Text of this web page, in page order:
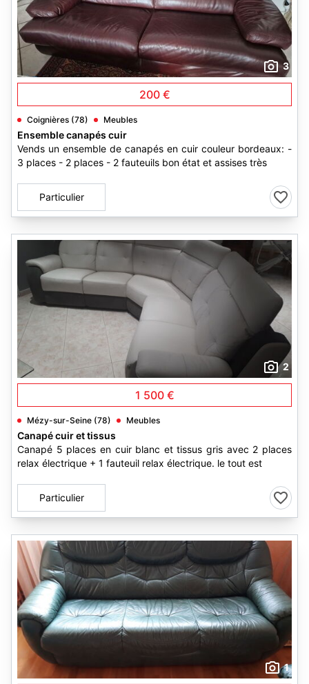
3
200 €
Coignières (78) Meubles
Ensemble canapés cuir
Vends un ensemble de canapés en cuir couleur bordeaux: -
3 places - 2 places - 2 fauteuils bon état et assises très
Particulier
2
1 500 €
Mézy-sur-Seine (78) Meubles
Canapé cuir et tissus
Canapé 5 places en cuir blanc et tissus gris avec 2 places
relax électrique + 1 fauteuil relax électrique. le tout est
Particulier
1